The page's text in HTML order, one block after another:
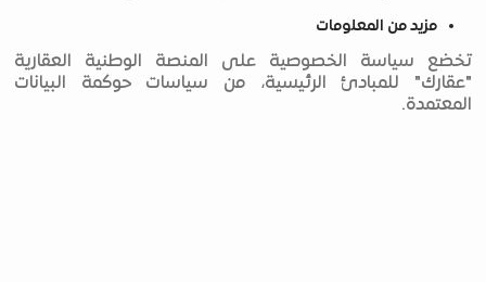
مزيد من المعلومات
تخضع سياسة الخصوصية على المنصة الوطنية العقارية
"عقارك" للمبادئ الرئيسية، من سياسات حوكمة البيانات
المعتمدة.